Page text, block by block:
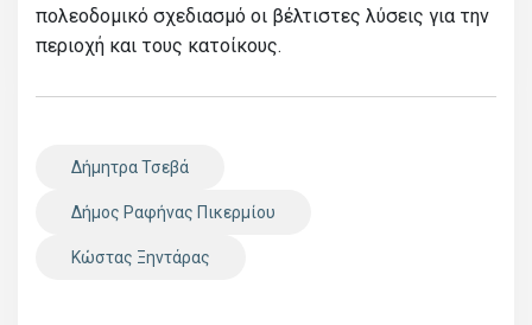
πολεοδομικό σχεδιασμό οι βέλτιστες λύσεις για την
περιοχή και τους κατοίκους.
Δήμητρα Τσεβά
Δήμος Ραφήνας Πικερμίου
Κώστας Ξηντάρας